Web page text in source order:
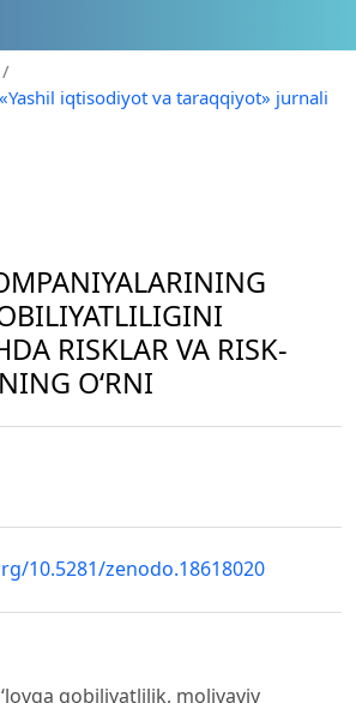
/
iqtisodiyot va taraqqiyot» jurnali
RISKLAR VA RISK-
O‘RNI
10.5281/zenodo.18618020
qobiliyatlilik, moliyaviy